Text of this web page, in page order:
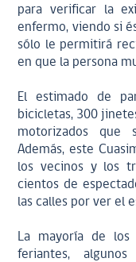
para verificar la
enfermo, viendo si
sólo le permitirá
en que la persona
El estimado de
bicicletas, 300
motorizados que
Además, este
los vecinos y los
cientos de
las calles por ver el
La mayoría de los
feriantes,